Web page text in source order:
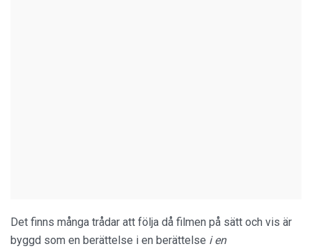
Det finns många trådar att följa då filmen på sätt och vis är
byggd som en berättelse i en berättelse i en